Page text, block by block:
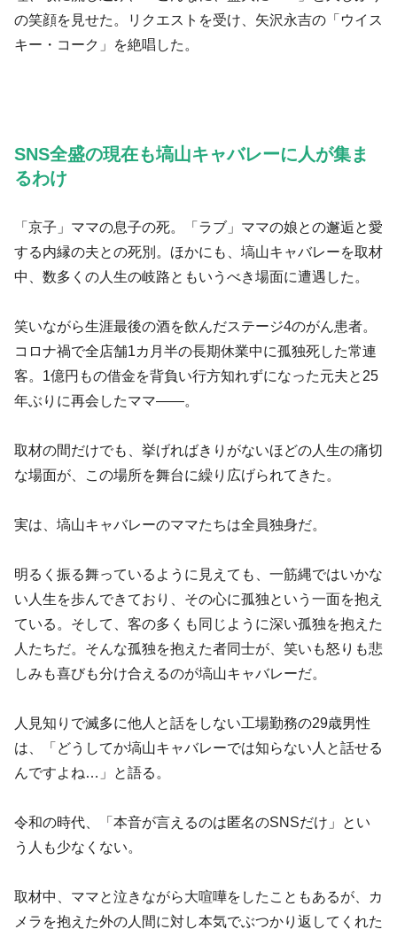
の笑顔を見せた。リクエストを受け、矢沢永吉の「ウイス
キー・コーク」を絶唱した。
SNS全盛の現在も塙山キャバレーに人が集ま
るわけ
「京子」ママの息子の死。「ラブ」ママの娘との邂逅と愛
する内縁の夫との死別。ほかにも、塙山キャバレーを取材
中、数多くの人生の岐路ともいうべき場面に遭遇した。
笑いながら生涯最後の酒を飲んだステージ4のがん患者。
コロナ禍で全店舗1カ月半の長期休業中に孤独死した常連
客。1億円もの借金を背負い行方知れずになった元夫と25
年ぶりに再会したママ――。
取材の間だけでも、挙げればきりがないほどの人生の痛切
な場面が、この場所を舞台に繰り広げられてきた。
実は、塙山キャバレーのママたちは全員独身だ。
明るく振る舞っているように見えても、一筋縄ではいかな
い人生を歩んできており、その心に孤独という一面を抱え
ている。そして、客の多くも同じように深い孤独を抱えた
人たちだ。そんな孤独を抱えた者同士が、笑いも怒りも悲
しみも喜びも分け合えるのが塙山キャバレーだ。
人見知りで滅多に他人と話をしない工場勤務の29歳男性
は、「どうしてか塙山キャバレーでは知らない人と話せる
んですよね…」と語る。
令和の時代、「本音が言えるのは匿名のSNSだけ」とい
う人も少なくない。
取材中、ママと泣きながら大喧嘩をしたこともあるが、カ
メラを抱えた外の人間に対し本気でぶつかり返してくれた